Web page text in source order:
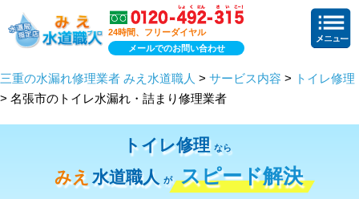
24時間、フリーダイヤル
メールでのお問い合わせ
三重の水漏れ修理業者 みえ水道職人 > サービス内容 > トイレ修理
> 名張市のトイレ水漏れ・詰まり修理業者
トイレ修理 なら
みえ 水道職人 が スピード解決